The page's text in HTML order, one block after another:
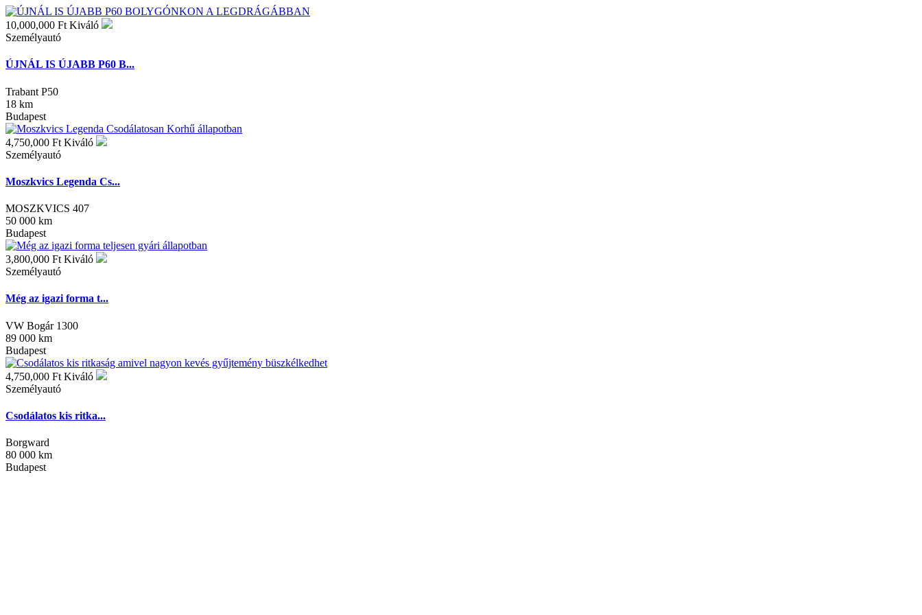
10,000,000 Ft Kiváló
Személyautó
ÚJNÁL IS ÚJABB P60 B...
Trabant P50
18 km
Budapest
4,750,000 Ft Kiváló
Személyautó
Moszkvics Legenda Cs...
MOSZKVICS 407
50 000 km
Budapest
3,800,000 Ft Kiváló
Személyautó
Még az igazi forma t...
VW Bogár 1300
89 000 km
Budapest
4,750,000 Ft Kiváló
Személyautó
Csodálatos kis ritka...
Borgward
80 000 km
Budapest